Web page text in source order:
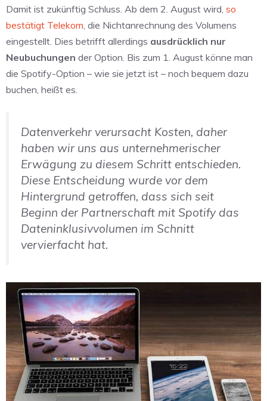
Damit ist zukünftig Schluss. Ab dem 2. August wird, so
bestätigt Telekom, die Nichtanrechnung des Volumens
eingestellt. Dies betrifft allerdings ausdrücklich nur
Neubuchungen der Option. Bis zum 1. August könne man
die Spotify-Option – wie sie jetzt ist – noch bequem dazu
buchen, heißt es.
Datenverkehr verursacht Kosten, daher
haben wir uns aus unternehmerischer
Erwägung zu diesem Schritt entschieden.
Diese Entscheidung wurde vor dem
Hintergrund getroffen, dass sich seit
Beginn der Partnerschaft mit Spotify das
Dateninklusivvolumen im Schnitt
vervierfacht hat.